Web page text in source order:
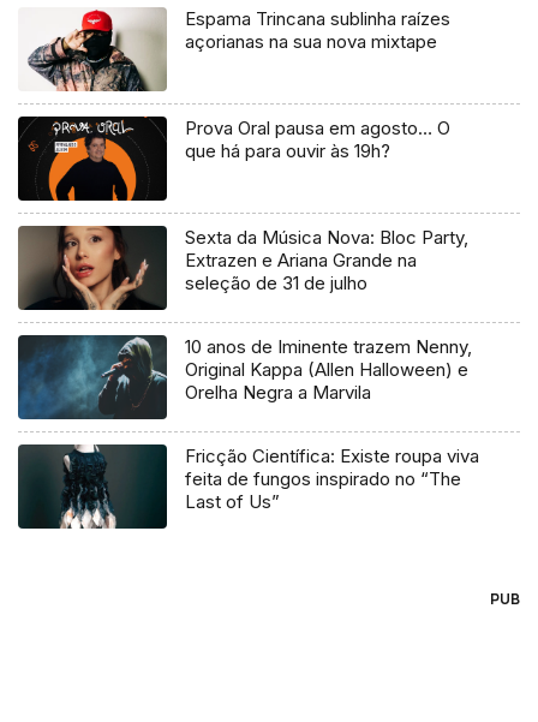
Espama Trincana sublinha raízes
açorianas na sua nova mixtape
Prova Oral pausa em agosto… O
que há para ouvir às 19h?
Sexta da Música Nova: Bloc Party,
Extrazen e Ariana Grande na
seleção de 31 de julho
10 anos de Iminente trazem Nenny,
Original Kappa (Allen Halloween) e
Orelha Negra a Marvila
Fricção Científica: Existe roupa viva
feita de fungos inspirado no “The
Last of Us”
PUB